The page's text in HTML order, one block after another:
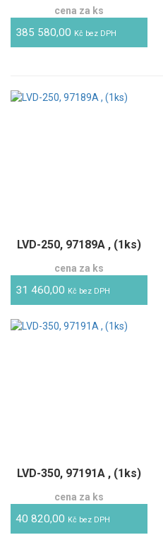
cena za ks
385 580,00 Kč bez DPH
LVD-250, 97189A , (1ks)
cena za ks
31 460,00 Kč bez DPH
LVD-350, 97191A , (1ks)
cena za ks
40 820,00 Kč bez DPH